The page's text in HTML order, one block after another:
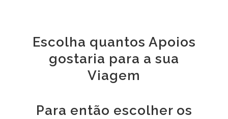
Escolha quantos Apoios
gostaria para a sua
Viagem
Para então escolher os